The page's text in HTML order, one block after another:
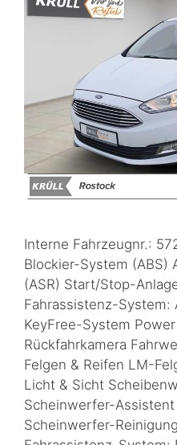
Interne Fahrzeugnr.:
Blockier-System (ABS)
(ASR) Start/Stop-
Fahrassistenz-System:
KeyFree-System
Rückfahrkamera
Felgen & Reifen LM-
Licht & Sicht
Scheinwerfer-
Scheinwerfer-